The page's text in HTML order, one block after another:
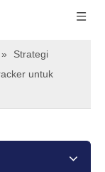
»
Strategi
untuk